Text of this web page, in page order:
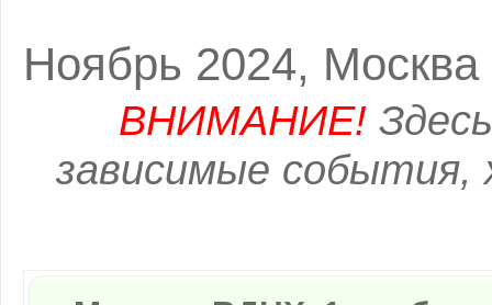
Ноябрь 2024, Москва
ВНИМАНИЕ!
зависимые события,